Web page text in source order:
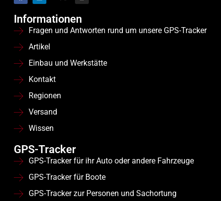
Informationen
Fragen und Antworten rund um unsere GPS-Tracker
Artikel
Einbau und Werkstätte
Kontakt
Regionen
Versand
Wissen
GPS-Tracker
GPS-Tracker für ihr Auto oder andere Fahrzeuge
GPS-Tracker für Boote
GPS-Tracker zur Personen und Sachortung